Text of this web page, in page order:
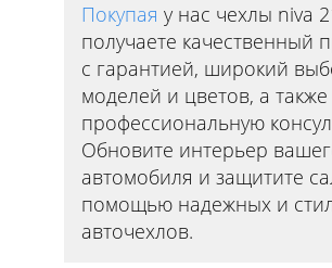
Покупая у нас чехлы niva
получаете качественный
с гарантией, широкий
моделей и цветов, а также
профессиональную
Обновите интерьер
автомобиля и защитите
помощью надежных и
авточехлов.